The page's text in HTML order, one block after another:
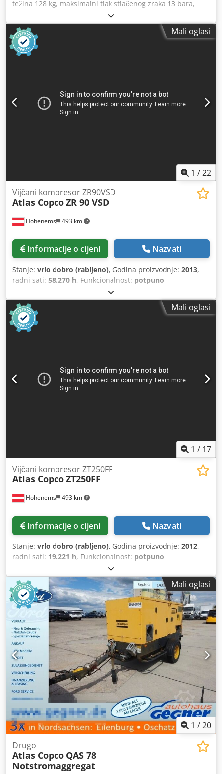
težina 128 kg, maksimalni tlak stlačenog zraka 13 bara,
maksimalna temperatura okoline 46 °C. Dkedpfxew Da Eno
Achjr
Mali oglasi
1 /22
Hohenems 493 km
Vijčani kompresor ZR90VSD
Atlas CopcoZR 90 VSD
Informacije o cijeni Nazvati
Stanje: vrlo dobro (rabljeno), Godina proizvodnje: 2013,
radni sati: 58.270 h, Funkcionalnost: potpuno
, Kompresor s vijčanim pogonom, bez ulja,
proizvođača Atlas Copco, model ZR90VSD Integrirani
pretvarač 90 kW Dkodozmwc Hspfx Achsr 9 bara 15,50
m³/min Godina proizvodnje: 2013 Radni sati: 58.270
Mali oglasi
1 / 17
Hohenems 493 km
Vijčani kompresor ZT250FF
Atlas CopcoZT250FF
Informacije o cijeni Nazvati
Stanje: vrlo dobro (rabljeno), Godina proizvodnje: 2012,
radni sati: 19.221 h, Funkcionalnost: potpuno
, Kompresor s vijkom, bez ulja, model
ZT250FF. Integrirani sušač. 250 kW 10 bara 42,31 m3/min
Godina proizvodnje: 2012. Radni sati: 19.221. Djdpfx
Acezmdrbshekr
Mali oglasi
1 /20
Drugo
Atlas Copco QAS 78
Notstromaggregat